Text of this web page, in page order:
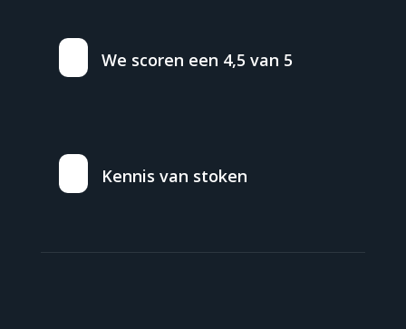
We scoren een 4,5 van 5
Kennis van stoken